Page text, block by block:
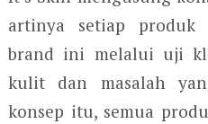
artinya setiap
brand ini melalui uji
kulit dan masalah
konsep itu, semua